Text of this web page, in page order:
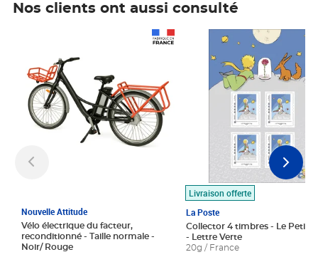
Nos clients ont aussi consulté
Nouvelle Attitude
Vélo électrique du facteur,
reconditionné - Taille normale -
Noir/ Rouge
Livraison offerte
La Poste
Collector 4 timbres - Le Petit
- Lettre Verte
20g / France
Prix 7,50€